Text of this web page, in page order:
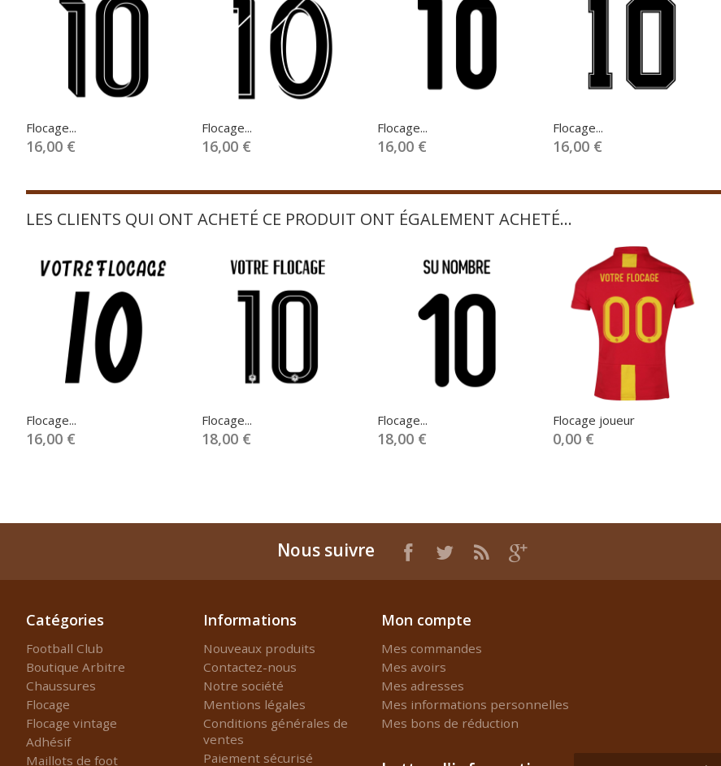
Flocage...
16,00 €
Flocage...
16,00 €
Flocage...
16,00 €
Flocage...
16,00 €
LES CLIENTS QUI ONT ACHETÉ CE PRODUIT ONT ÉGALEMENT ACHETÉ...
Flocage...
16,00 €
Flocage...
18,00 €
Flocage...
18,00 €
Flocage joueur
0,00 €
Nous suivre
Catégories
Football Club
Boutique Arbitre
Chaussures
Flocage
Flocage vintage
Adhésif
Maillots de foot
Informations
Nouveaux produits
Contactez-nous
Notre société
Mentions légales
Conditions générales de
ventes
Paiement sécurisé
Mon compte
Mes commandes
Mes avoirs
Mes adresses
Mes informations personnelles
Mes bons de réduction